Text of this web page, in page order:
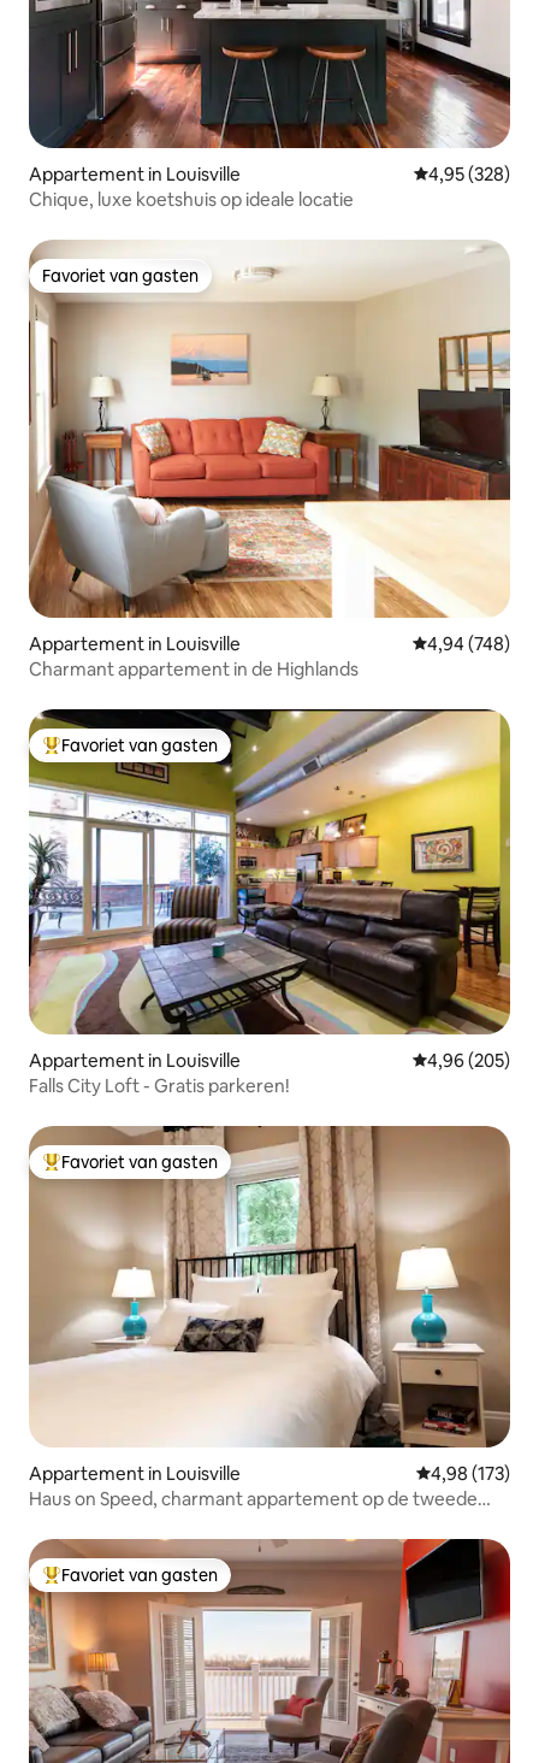
Appartement in Louisville Gemiddelde
4,95 (328)
Chique, luxe koetshuis op ideale locatie
Favoriet van gasten
Favoriet van gasten
Appartement in Louisville Gemiddelde
4,94 (748)
Charmant appartement in de Highlands
Topfavoriet van gasten
Favoriet van gasten
Appartement in Louisville Gemiddelde
4,96 (205)
Falls City Loft - Gratis parkeren!
Topfavoriet van gasten
Favoriet van gasten
Appartement in Louisville Gemiddelde
4,98 (173)
Haus on Speed, charmant appartement op de tweede
Topfavoriet van gasten
Favoriet van gasten